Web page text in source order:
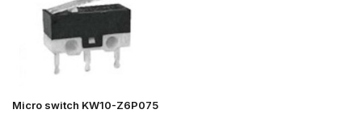
Micro switch KW10-Z6P075